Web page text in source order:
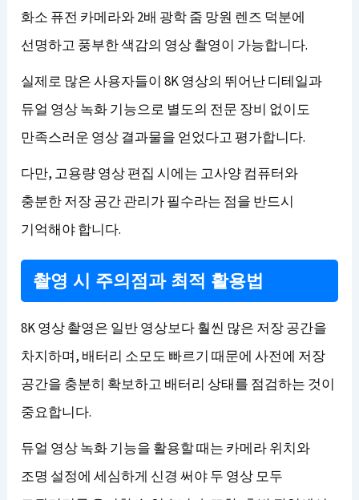
화소 퓨전 카메라와 2배 광학 줌 망원 렌즈 덕분에
선명하고 풍부한 색감의 영상 촬영이 가능합니다.
실제로 많은 사용자들이 8K 영상의 뛰어난 디테일과
듀얼 영상 녹화 기능으로 별도의 전문 장비 없이도
만족스러운 영상 결과물을 얻었다고 평가합니다.
다만, 고용량 영상 편집 시에는 고사양 컴퓨터와
충분한 저장 공간 관리가 필수라는 점을 반드시
기억해야 합니다.
촬영 시 주의점과 최적 활용법
8K 영상 촬영은 일반 영상보다 훨씬 많은 저장 공간을
차지하며, 배터리 소모도 빠르기 때문에 사전에 저장
공간을 충분히 확보하고 배터리 상태를 점검하는 것이
중요합니다.
듀얼 영상 녹화 기능을 활용할 때는 카메라 위치와
조명 설정에 세심하게 신경 써야 두 영상 모두